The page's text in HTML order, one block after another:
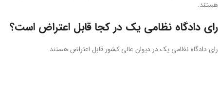
هستند.
رای دادگاه نظامی یک در کجا قابل اعتراض است؟
رای دادگاه نظامی یک در دیوان عالی کشور قابل اعتراض هستند.